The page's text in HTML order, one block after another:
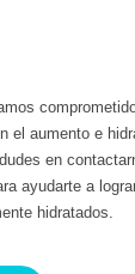
el aumento e
en
ayudarte a
hidratados.